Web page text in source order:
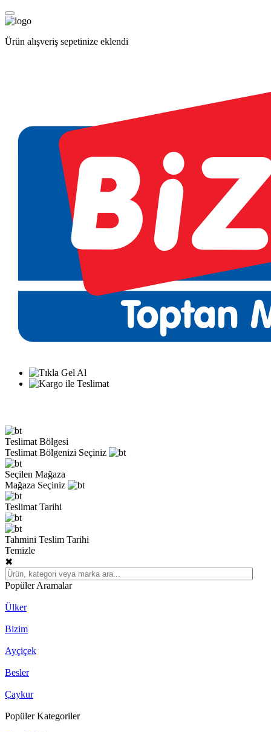
Ürün alışveriş sepetinize eklendi
Teslimat Bölgesi
Teslimat Bölgenizi Seçiniz
Seçilen Mağaza
Mağaza Seçiniz
Teslimat Tarihi
Tahmini Teslim Tarihi
Temizle
✖
Popüler Aramalar
Ülker
Bizim
Ayçiçek
Besler
Çaykur
Popüler Kategoriler